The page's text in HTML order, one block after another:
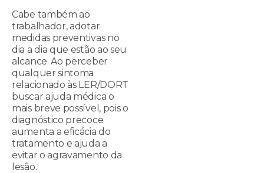
Cabe também ao
trabalhador, adotar
medidas preventivas no
dia a dia que estão ao seu
alcance. Ao perceber
qualquer sintoma
relacionado às LER/DORT
buscar ajuda médica o
mais breve possível, pois o
diagnóstico precoce
aumenta a eficácia do
tratamento e ajuda a
evitar o agravamento da
lesão.